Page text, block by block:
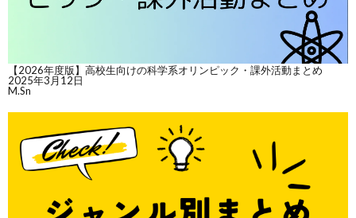
【2026年度版】高校生向けの科学系オリンピック・課外活動まとめ
2025年3月12日
M.Sn